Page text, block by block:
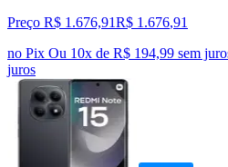
Preço R$ 1.676,91R$ 1.676,91
no Pix Ou 10x de R$ 194,99 sem
juros